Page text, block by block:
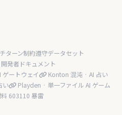
ターン制約遵守データセット
発者ドキュメント
ートウェイ
Konton 混沌 · AI 占い
い
Playden · 単一ファイル AI ゲーム
603110 暴雷